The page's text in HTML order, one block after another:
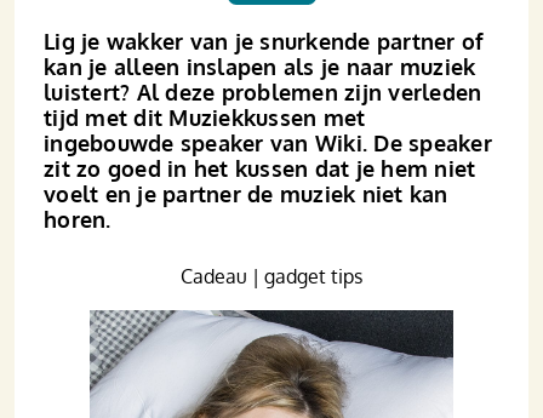
Lig je wakker van je snurkende partner of
kan je alleen inslapen als je naar muziek
luistert? Al deze problemen zijn verleden
tijd met dit Muziekkussen met
ingebouwde speaker van Wiki. De speaker
zit zo goed in het kussen dat je hem niet
voelt en je partner de muziek niet kan
horen.
Cadeau | gadget tips